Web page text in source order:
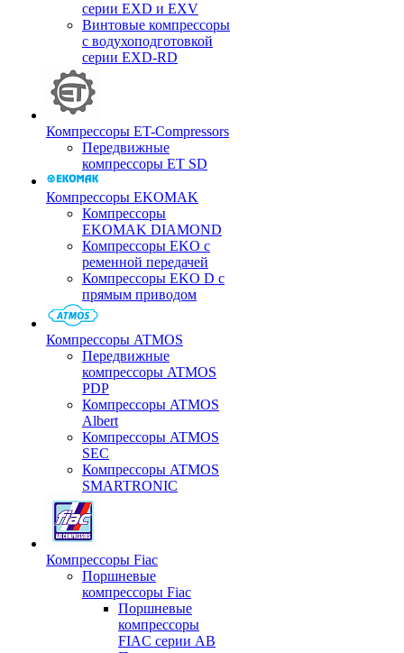
серии EXD и EXV
Винтовые компрессоры
с водухоподготовкой
серии EXD-RD
Компрессоры ET-Compressors
Передвижные
компрессоры ET SD
Компрессоры EKOMAK
Компрессоры
EKOMAK DIAMOND
Компрессоры EKO c
ременной передачей
Компрессоры EKO D с
прямым приводом
Компрессоры ATMOS
Передвижные
компрессоры ATMOS
PDP
Компрессоры ATMOS
Albert
Компрессоры ATMOS
SEC
Компрессоры ATMOS
SMARTRONIC
Компрессоры Fiac
Поршневые
компрессоры Fiac
Поршневые
компрессоры
FIAC серии AB